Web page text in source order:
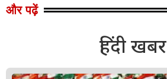
और पढ़ें
हिंदी खबर